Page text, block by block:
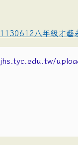
1130612八年級才藝